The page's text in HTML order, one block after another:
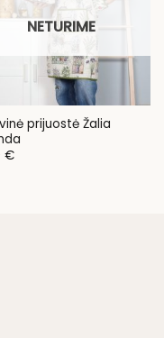
NETURIME
prijuostė Žalia
€